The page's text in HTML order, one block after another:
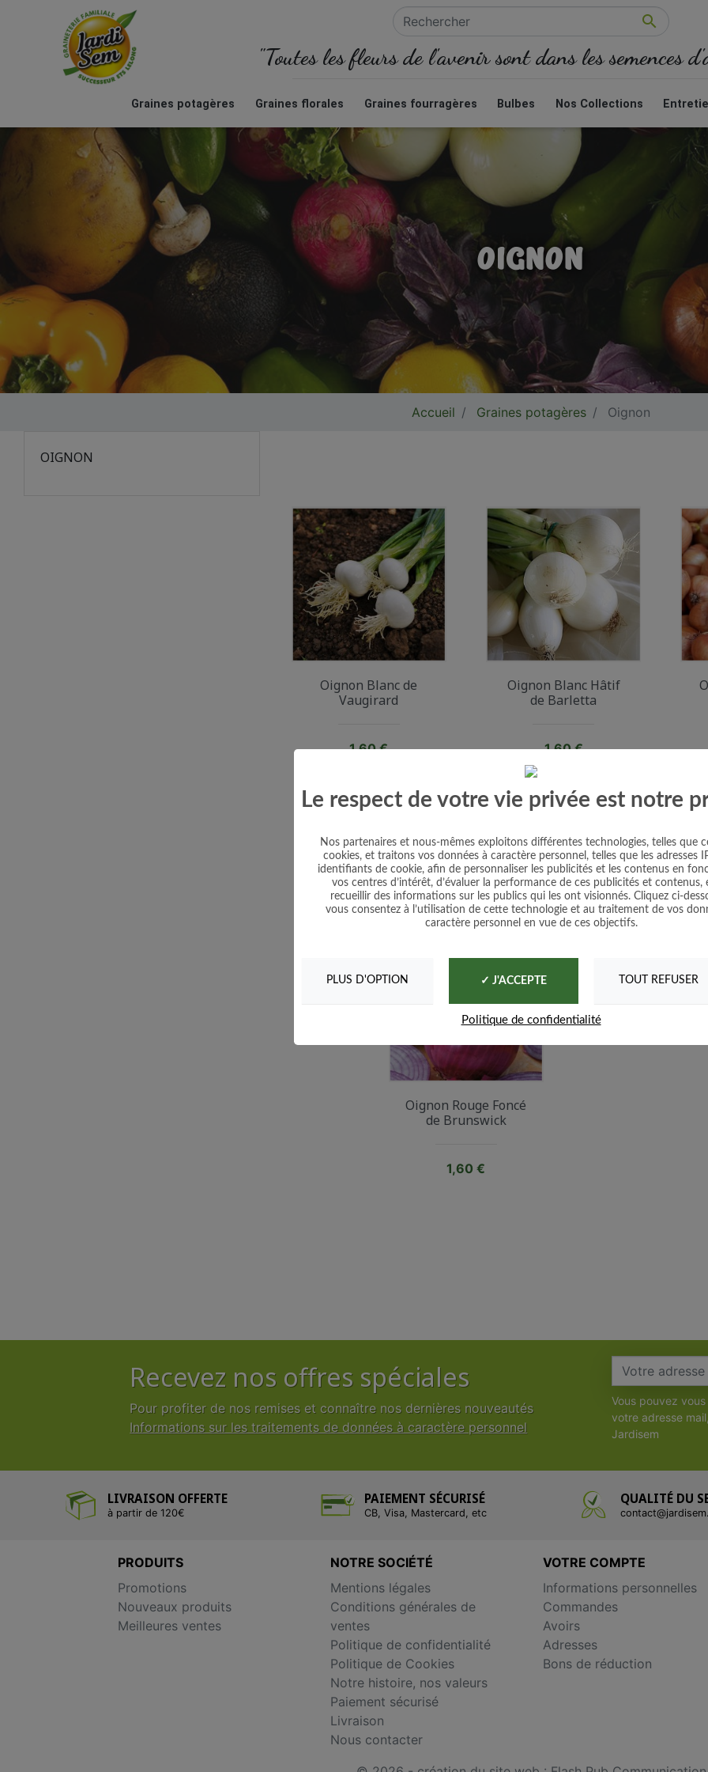

"Toutes les fleurs de l'avenir sont dans les semences
Graines potagères Graines florales Graines fourragères Bulbes Nos Collections
OIGNON
Accueil Graines potagères Oignon
OIGNON
Oignon Blanc de
Vaugirard
Prix
1,60 €
Oignon Blanc Hâtif
de Barletta
Prix
1,60 €
Oignon Rouge Foncé
de Brunswick
Prix
1,60 €
Recevez nos offres spéciales
Pour profiter de nos remises et connaître nos dernières nouveautés
Informations sur les traitements de données à caractère personnel
Vous pouvez
votre adresse
Jardisem
LIVRAISON OFFERTE
à partir de 120€
PAIEMENT SÉCURISÉ
CB, Visa, Mastercard, etc
QUALITÉ DU
PRODUITS
Promotions
Nouveaux produits
Meilleures ventes
NOTRE SOCIÉTÉ
Mentions légales
Conditions générales de
ventes
Politique de confidentialité
Politique de Cookies
Notre histoire, nos valeurs
Paiement sécurisé
Livraison
Nous contacter
VOTRE COMPTE
Informations personnelles
Commandes
Avoirs
Adresses
Bons de réduction
Le respect de votre vie privée est notre
Nos partenaires et nous-mêmes exploitons différentes technologies, telles que
cookies, et traitons vos données à caractère personnel, telles que les adresses
identifiants de cookie, afin de personnaliser les publicités et les contenus en
vos centres d’intérêt, d’évaluer la performance de ces publicités et contenus,
recueillir des informations sur les publics qui les ont visionnés. Cliquez ci-
vous consentez à l’utilisation de cette technologie et au traitement de vos
caractère personnel en vue de ces objectifs.
PLUS D'OPTION ✓ J'ACCEPTE TOUT REFUSER
Politique de confidentialité